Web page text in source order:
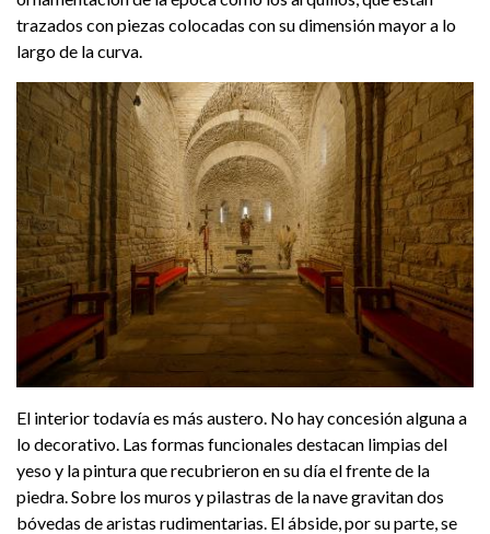
trazados con piezas colocadas con su dimensión mayor a lo
largo de la curva.
El interior todavía es más austero. No hay concesión alguna a
lo decorativo. Las formas funcionales destacan limpias del
yeso y la pintura que recubrieron en su día el frente de la
piedra. Sobre los muros y pilastras de la nave gravitan dos
bóvedas de aristas rudimentarias. El ábside, por su parte, se